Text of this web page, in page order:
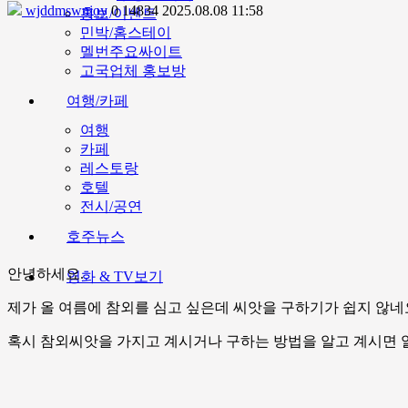
홍보/이벤트
민박/홈스테이
멜번주요싸이트
고국업체 홍보방
여행/카페
여행
카페
레스토랑
호텔
전시/공연
호주뉴스
영화 & TV보기
wjddmswnjoy 014834 2025.08.08 11:58
안녕하세요.
제가 올 여름에 참외를 심고 싶은데 씨앗을 구하기가 쉽지 않네
혹시 참외씨앗을 가지고 계시거나 구하는 방법을 알고 계시면